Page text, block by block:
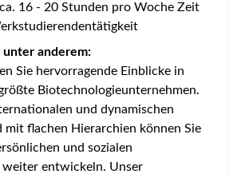
16 - 20 Stunden pro Woche Zeit
anderem:
Sie hervorragende Einblicke in
Biotechnologieunternehmen.
und dynamischen
mit flachen Hierarchien können Sie
und sozialen
weiter entwickeln. Unser